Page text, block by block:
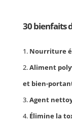
30 bienfaits
Nourriture
Aliment
et bien-
Agent
Élimine la